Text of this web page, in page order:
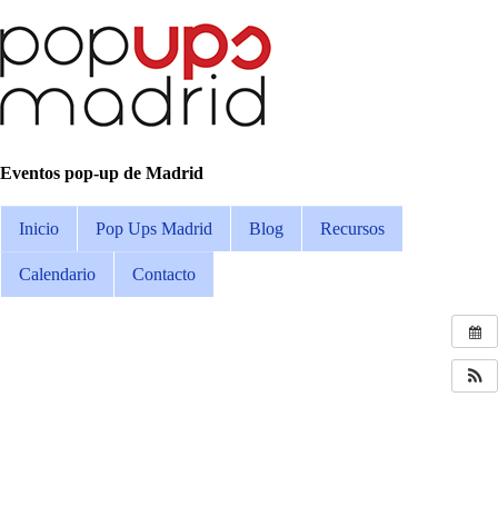
Eventos pop-up de Madrid
Inicio Pop Ups Madrid Blog Recursos
Calendario Contacto